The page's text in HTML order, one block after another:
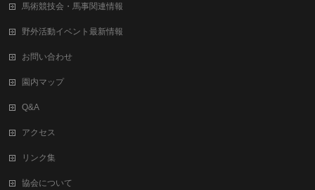
馬術競技会・馬事関連情報
野外活動イベント最新情報
お問い合わせ
園内マップ
Q&A
アクセス
リンク集
協会について